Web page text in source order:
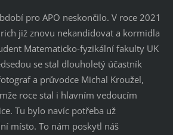
pro APO neskončilo. V roce 2021
již znovu nekandidovat a kormidla
Matematicko-fyzikální fakulty UK
se stal dlouholetý účastník
a průvodce Michal Kroužel,
roce stal i hlavním vedoucím
Tu bylo navíc potřeba už
místo. To nám poskytl náš